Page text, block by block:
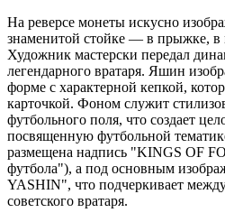
На реверсе монеты искусно
знаменитой стойке — в прыжке, в
Художник мастерски передал
легендарного вратаря. Яшин
форме с характерной кепкой,
карточкой. Фоном служит
футбольного поля, что создает
посвященную футбольной
размещена надпись "KINGS OF
футбола"), а под основным
YASHIN", что подчеркивает
советского вратаря.